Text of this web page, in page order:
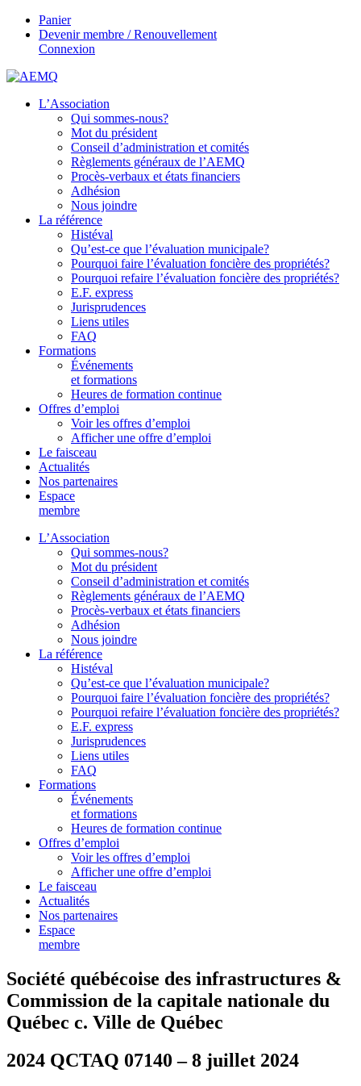
Panier
Devenir membre / Renouvellement
Connexion
L’Association
Qui sommes-nous?
Mot du président
Conseil d’administration et comités
Règlements généraux de l’AEMQ
Procès-verbaux et états financiers
Adhésion
Nous joindre
La référence
Histéval
Qu’est-ce que l’évaluation municipale?
Pourquoi faire l’évaluation foncière des propriétés?
Pourquoi refaire l’évaluation foncière des propriétés?
E.F. express
Jurisprudences
Liens utiles
FAQ
Formations
Événements
et formations
Heures de formation continue
Offres d’emploi
Voir les offres d’emploi
Afficher une offre d’emploi
Le faisceau
Actualités
Nos partenaires
Espace
membre
L’Association
Qui sommes-nous?
Mot du président
Conseil d’administration et comités
Règlements généraux de l’AEMQ
Procès-verbaux et états financiers
Adhésion
Nous joindre
La référence
Histéval
Qu’est-ce que l’évaluation municipale?
Pourquoi faire l’évaluation foncière des propriétés?
Pourquoi refaire l’évaluation foncière des propriétés?
E.F. express
Jurisprudences
Liens utiles
FAQ
Formations
Événements
et formations
Heures de formation continue
Offres d’emploi
Voir les offres d’emploi
Afficher une offre d’emploi
Le faisceau
Actualités
Nos partenaires
Espace
membre
Société québécoise des infrastructures &
Commission de la capitale nationale du
Québec c. Ville de Québec
2024 QCTAQ 07140 – 8 juillet 2024